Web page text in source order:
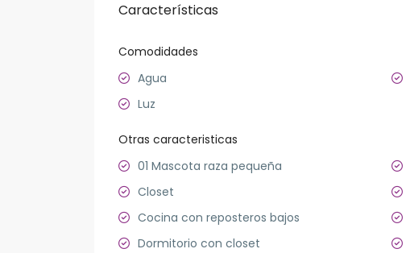
Características
Comodidades
Agua
Luz
Otras caracteristicas
01 Mascota raza pequeña
Closet
Cocina con reposteros bajos
Dormitorio con closet